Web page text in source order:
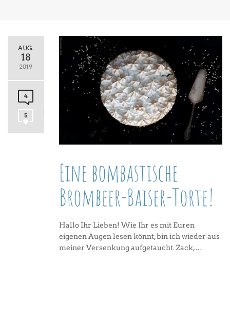
AUG.
18
2019
4
5
Eine bombastische
Brombeer-Baiser-Torte!
Hallo Ihr Lieben! Wie Ihr es mit Euren
eigenen Augen lesen könnt, bin ich wieder aus
meiner Versenkung aufgetaucht. Zack,…